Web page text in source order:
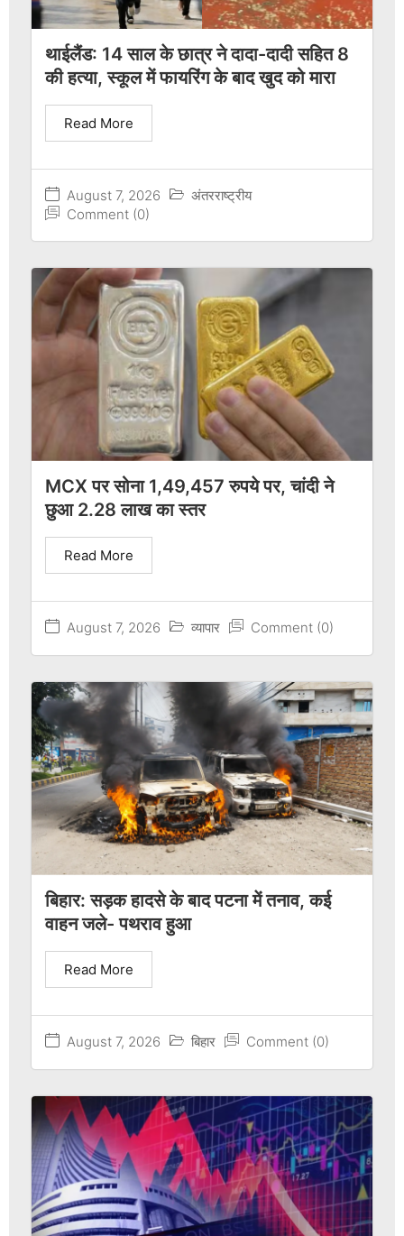
थाईलैंड: 14 साल के छात्र ने दादा-दादी सहित 8
की हत्या, स्कूल में फायरिंग के बाद खुद को मारा
August 7, 2026
अंतरराष्ट्रीय
Comment (0)
Read More
MCX पर सोना 1,49,457 रुपये पर, चांदी ने
छुआ 2.28 लाख का स्तर
August 7, 2026 व्यापार Comment (0)
Read More
बिहार: सड़क हादसे के बाद पटना में तनाव, कई
वाहन जले- पथराव हुआ
August 7, 2026 बिहार Comment (0)
Read More